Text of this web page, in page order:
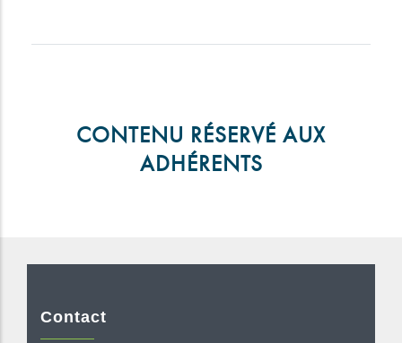
CONTENU RÉSERVÉ AUX
ADHÉRENTS
Contact
reddit downloaderColoriage à Imprimer